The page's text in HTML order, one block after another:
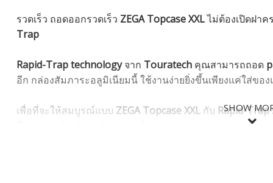
รวดเร็ว ถอดออกรวดเร็ว ZEGA Topcase XXLไม่ต้องเปิดฝาค
Trap
Rapid-Trap technologyจาก Touratechคุณสามารถถอด
อีก กล่องสัมภาระอลูมิเนียมนี้ ใช้งานง่ายยิ่งขึ้นเพียงแค่ใส่ของ
เพื่อที่จะให้สมบูรณ์แบบ ZEGA Topcase XXLกับ Rapid-Trap
SHOW